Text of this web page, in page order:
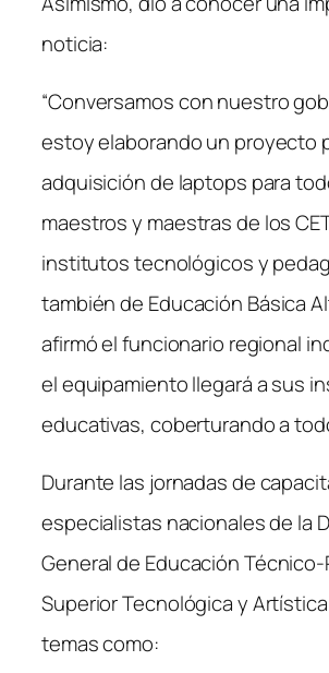
noticia:
“Conversamos con nuestro
estoy elaborando un proyecto
adquisición de laptops para
maestros y maestras de los
institutos tecnológicos y
también de Educación Básica
afirmó el funcionario regional
el equipamiento llegará a sus
educativas, coberturando a
Durante las jornadas de
especialistas nacionales de la
General de Educación
Superior Tecnológica y
temas como: